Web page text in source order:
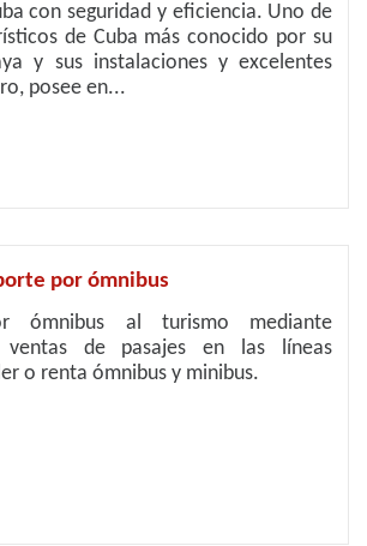
con seguridad y eficiencia. Uno de
de Cuba más conocido por su
y sus instalaciones y excelentes
posee en...
por ómnibus
ómnibus al turismo mediante
ventas de pasajes en las líneas
o renta ómnibus y minibus.